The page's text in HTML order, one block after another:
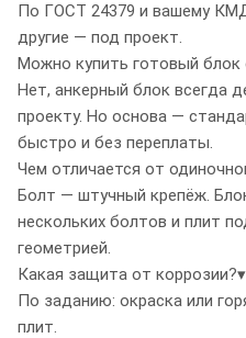
По ГОСТ 24379 и вашему
другие — под проект.
Можно купить готовый блок
Нет, анкерный блок всегда
проекту. Но основа —
быстро и без переплаты.
Чем отличается от
Болт — штучный крепёж.
нескольких болтов и плит
геометрией.
Какая защита от коррозии?▾
По заданию: окраска или
плит.